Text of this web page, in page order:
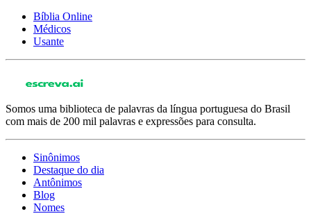
Bíblia Online
Médicos
Usante
Somos uma biblioteca de palavras da língua portuguesa do Brasil
com mais de 200 mil palavras e expressões para consulta.
Sinônimos
Destaque do dia
Antônimos
Blog
Nomes